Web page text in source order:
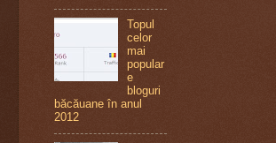
Topul
celor
mai
popular
e
bloguri
băcăuane în anul
2012